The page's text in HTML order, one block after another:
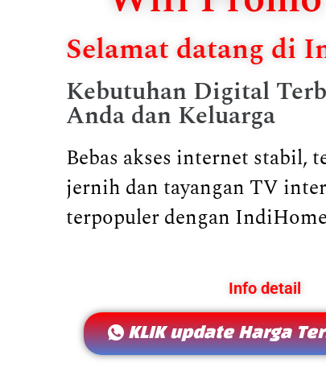
Selamat datang di
Kebutuhan Digital
Anda dan Keluarga
Bebas akses internet stabil,
jernih dan tayangan TV
terpopuler dengan
Info detail
KLIK update Harga